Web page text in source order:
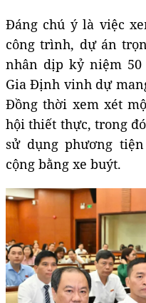
Đáng chú ý là việc
công trình, dự án
nhân dịp kỷ niệm 50
Gia Định vinh dự
Đồng thời xem xét
hội thiết thực, trong
sử dụng phương
cộng bằng xe buýt.